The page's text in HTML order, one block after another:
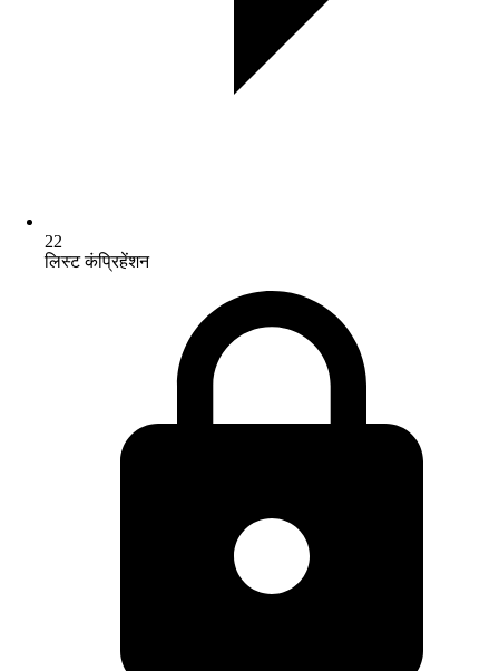
22
लिस्ट कंप्रिहेंशन